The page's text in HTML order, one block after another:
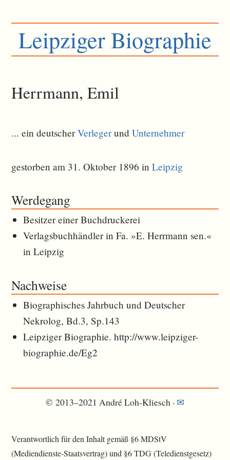
Leipziger Biographie
Herrmann, Emil
... ein deutscherVerlegerundUnternehmer
gestorben am 31. Oktober 1896 inLeipzig
Werdegang
Besitzer einer Buchdruckerei
Verlagsbuchhändler in Fa. »E. Herrmann sen.«
in Leipzig
Nachweise
Biographisches Jahrbuch und Deutscher
Nekrolog, Bd.3, Sp.143
Leipziger Biographie. http://www.leipziger-
biographie.de/Eg2
© 2013–2021 André Loh-Kliesch · ✉︎
Verantwortlich für den Inhalt gemäß §6 MDStV
(Mediendienste-Staatsvertrag) und §6 TDG (Teledienstgesetz)